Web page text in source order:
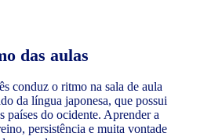
das aulas
conduz o ritmo na sala de aula
da língua japonesa, que possui
países do ocidente. Aprender a
persistência e muita vontade